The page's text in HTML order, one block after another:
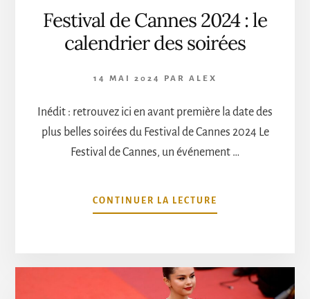
Festival de Cannes 2024 : le
calendrier des soirées
14 MAI 2024 PAR ALEX
Inédit : retrouvez ici en avant première la date des
plus belles soirées du Festival de Cannes 2024 Le
Festival de Cannes, un événement …
CONTINUER LA LECTURE
PROPOSFESTIVAL
LE